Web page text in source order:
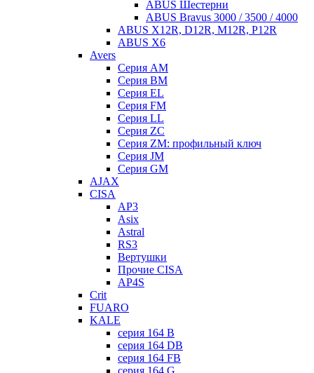
ABUS Шестерни
ABUS Bravus 3000 / 3500 / 4000
ABUS X12R, D12R, M12R, P12R
ABUS X6
Avers
Серия AM
Серия BM
Серия EL
Серия FM
Серия LL
Серия ZC
Серия ZM: профильный ключ
Серия JM
Серия GM
AJAX
CISA
AP3
Asix
Astral
RS3
Вертушки
Прочие CISA
AP4S
Crit
FUARO
KALE
серия 164 B
серия 164 DB
серия 164 FB
серия 164 G